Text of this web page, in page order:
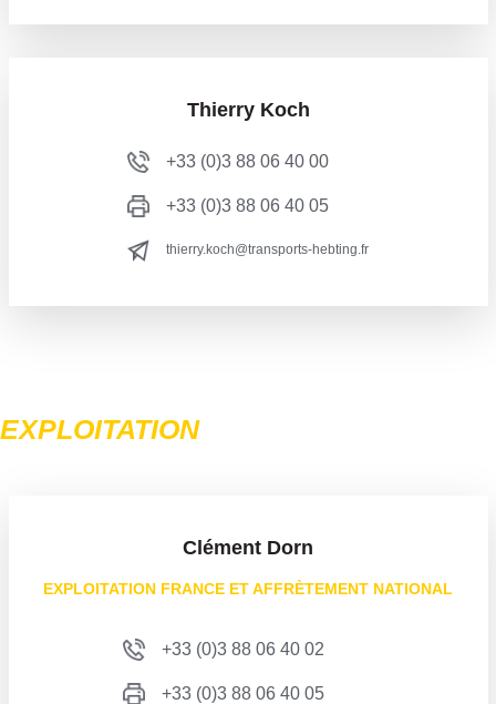
Thierry Koch
+33 (0)3 88 06 40 00
+33 (0)3 88 06 40 05
thierry.koch@transports-hebting.fr
EXPLOITATION
Clément Dorn
EXPLOITATION FRANCE ET AFFRÈTEMENT NATIONAL
+33 (0)3 88 06 40 02
+33 (0)3 88 06 40 05